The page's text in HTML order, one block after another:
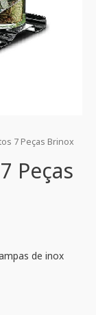
7 Peças Brinox
Peças
de inox